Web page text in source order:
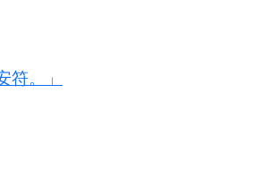
。」